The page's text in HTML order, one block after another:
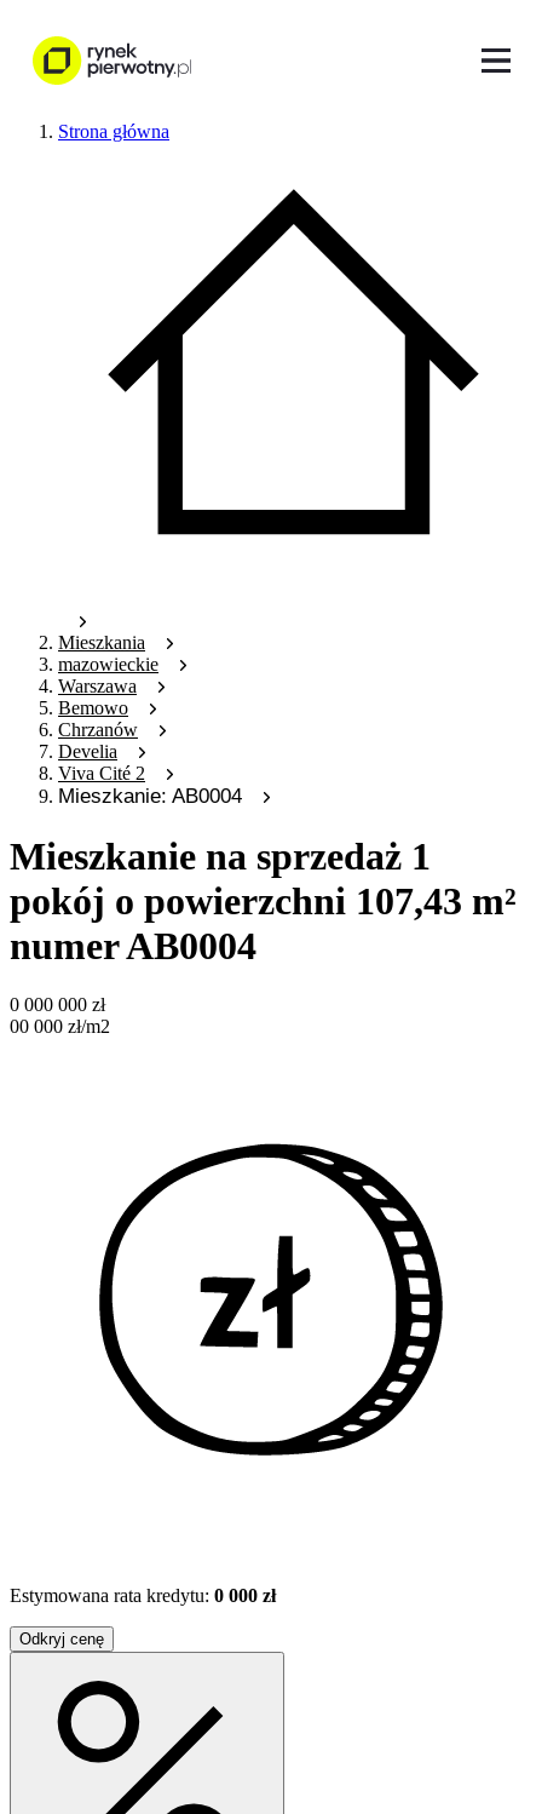
Strona główna
Mieszkania
mazowieckie
Warszawa
Bemowo
Chrzanów
Develia
Viva Cité 2
Mieszkanie: AB0004
Mieszkanie na sprzedaż 1
pokój o powierzchni 107,43 m²
numer AB0004
0 000 000 zł
00 000 zł/m2
Estymowana rata kredytu: 0 000 zł
Odkryj cenę